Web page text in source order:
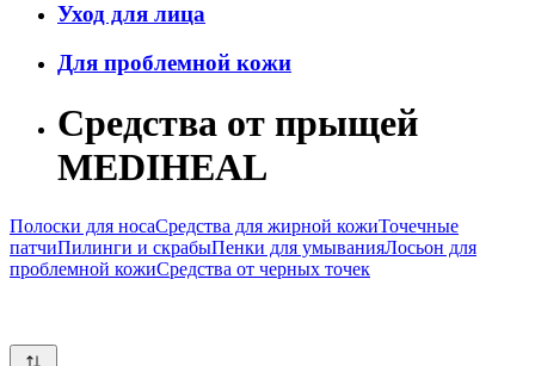
Уход для лица
Для проблемной кожи
Средства от прыщей
MEDIHEAL
Полоски для носаСредства для жирной кожиТочечные
патчиПилинги и скрабыПенки для умыванияЛосьон для
проблемной кожиСредства от черных точек